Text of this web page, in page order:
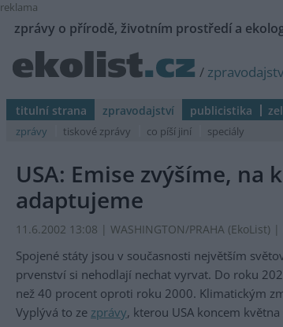
reklama
zprávy o přírodě, životním prostředí a
/
titulní strana zpravodajství publicistika
zprávy tiskové zprávy co píší jiní speciály
USA: Emise zvýšíme, na
adaptujeme
11.6.2002 13:08 | WASHINGTON/PRAHA (EkoList) |
Spojené státy jsou v současnosti největším
prvenství si nehodlají nechat vyrvat. Do roku
než 40 procent oproti roku 2000. Klimatickým
Vyplývá to ze zprávy, kterou USA koncem května